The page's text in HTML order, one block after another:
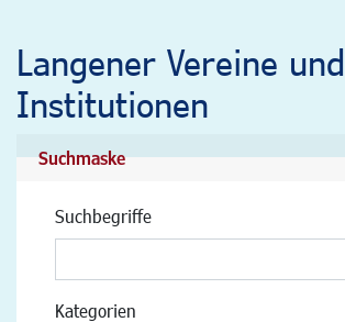
Langener Vereine und
Institutionen
Suchmaske
Suchbegriffe
Kategorien